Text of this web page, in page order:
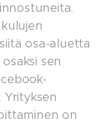
osa-aluetta
sen
Yrityksen
on